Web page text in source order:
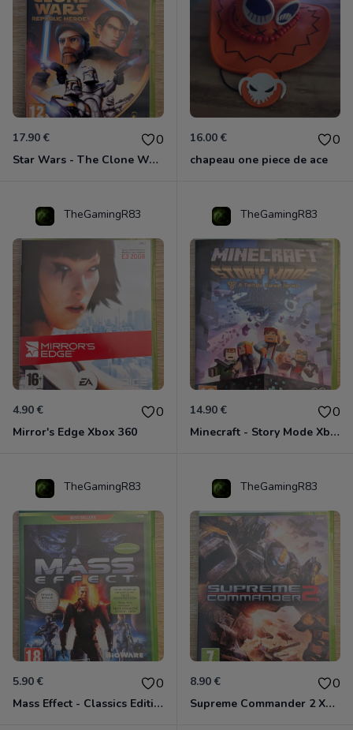
17.90 € 0
Star Wars - The Clone Wars - Les Héros De La République Xbox 360
16.00 € 0
chapeau one piece de ace
TheGamingR83
4.90 € 0
Mirror's Edge Xbox 360
TheGamingR83
14.90 € 0
Minecraft - Story Mode Xbox 360
TheGamingR83
5.90 € 0
Mass Effect - Classics Edition Xbox 360
TheGamingR83
8.90 € 0
Supreme Commander 2 Xbox 360